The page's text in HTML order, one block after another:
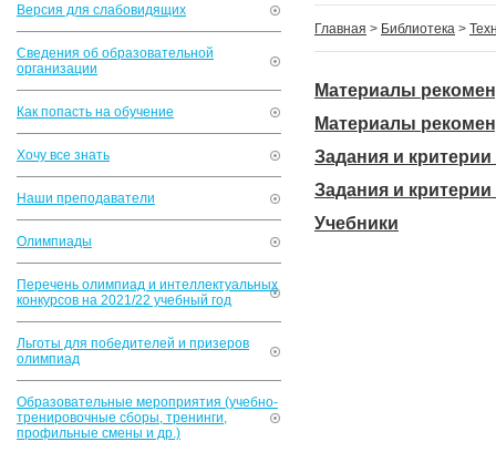
Версия для слабовидящих
Сведения об образовательной
организации
Как попасть на обучение
Хочу все знать
Наши преподаватели
Олимпиады
Перечень олимпиад и интеллектуальных
конкурсов на 2021/22 учебный год
Льготы для победителей и призеров
олимпиад
Образовательные мероприятия (учебно-
тренировочные сборы, тренинги,
профильные смены и др.)
Главная > Библиотека >
Материалы
Материалы
Задания и
Задания и
Учебники